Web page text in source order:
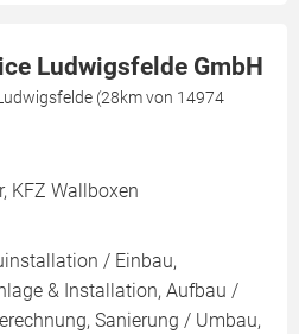
Ludwigsfelde GmbH
(28km von 14974
KFZ Wallboxen
/ Einbau,
& Installation, Aufbau /
Sanierung / Umbau,